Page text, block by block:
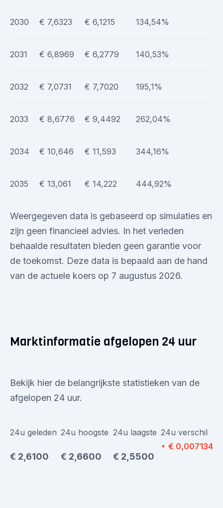
2030 € 7,6323 € 6,1215 134,54%
2031 € 6,8969 € 6,2779 140,53%
2032 € 7,0731 € 7,7020 195,1%
2033 € 8,6776 € 9,4492 262,04%
2034 € 10,646 € 11,593 344,16%
2035 € 13,061 € 14,222 444,92%
Weergegeven data is gebaseerd op simulaties en
zijn geen financieel advies. In het verleden
behaalde resultaten bieden geen garantie voor
de toekomst. Deze data is bepaald aan de hand
van de actuele koers op 7 augustus 2026.
Marktinformatie afgelopen 24 uur
Bekijk hier de belangrijkste statistieken van de
afgelopen 24 uur.
24u geleden
€ 2,6100
24u hoogste
€ 2,6600
24u laagste
€ 2,5500
24u verschil
▼ € 0,007134